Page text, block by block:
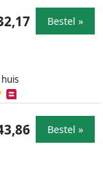
Bestel »
Bestel »